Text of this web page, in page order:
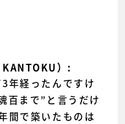
）:
年経ったんですけ
百まで”と言うだけ
間で築いたものは